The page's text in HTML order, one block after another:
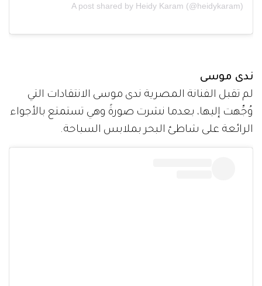
A post shared by Heidy Karam (@heidykaram)
ندى موسى
لم تقبل الفنانة المصرية ندى موسى الانتقادات التي
وُجِّهت إليها، بعدما نشرت صورةً وهي تستمتع بالأجواء
الرائعة على شاطئ البحر بملابس السباحة.